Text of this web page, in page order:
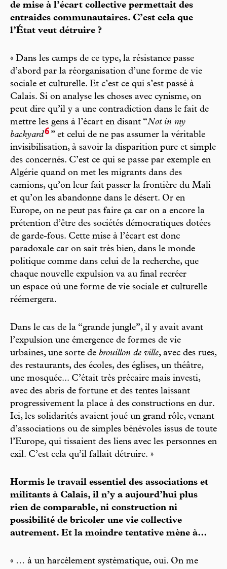
de mise à l’écart collective permettait des
entraides communautaires. C’est cela que
l’État veut détruire ?
« Dans les camps de ce type, la résistance passe
d’abord par la réorganisation d’une forme de vie
sociale et culturelle. Et c’est ce qui s’est passé à
Calais. Si on analyse les choses avec cynisme, on
peut dire qu’il y a une contradiction dans le fait de
mettre les gens à l’écart en disant “Not in my
backyard6 ” et celui de ne pas assumer la véritable
invisibilisation, à savoir la disparition pure et simple
des concernés. C’est ce qui se passe par exemple en
Algérie quand on met les migrants dans des
camions, qu’on leur fait passer la frontière du Mali
et qu’on les abandonne dans le désert. Or en
Europe, on ne peut pas faire ça car on a encore la
prétention d’être des sociétés démocratiques dotées
de garde-fous. Cette mise à l’écart est donc
paradoxale car on sait très bien, dans le monde
politique comme dans celui de la recherche, que
chaque nouvelle expulsion va au final recréer
un espace où une forme de vie sociale et culturelle
réémergera.
Dans le cas de la “grande jungle”, il y avait avant
l’expulsion une émergence de formes de vie
urbaines, une sorte de brouillon de ville, avec des rues,
des restaurants, des écoles, des églises, un théâtre,
une mosquée... C’était très précaire mais investi,
avec des abris de fortune et des tentes laissant
progressivement la place à des constructions en dur.
Ici, les solidarités avaient joué un grand rôle, venant
d’associations ou de simples bénévoles issus de toute
l’Europe, qui tissaient des liens avec les personnes en
exil. C’est cela qu’il fallait détruire. »
Hormis le travail essentiel des associations et
militants à Calais, il n’y a aujourd’hui plus
rien de comparable, ni construction ni
possibilité de bricoler une vie collective
autrement. Et la moindre tentative mène à…
« … à un harcèlement systématique, oui. On me